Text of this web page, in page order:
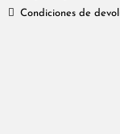
Condiciones de